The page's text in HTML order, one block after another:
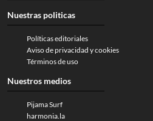
Nuestras politicas
Políticas editoriales
Aviso de privacidad y cookies
Términos de uso
Nuestros medios
Pijama Surf
harmonia.la